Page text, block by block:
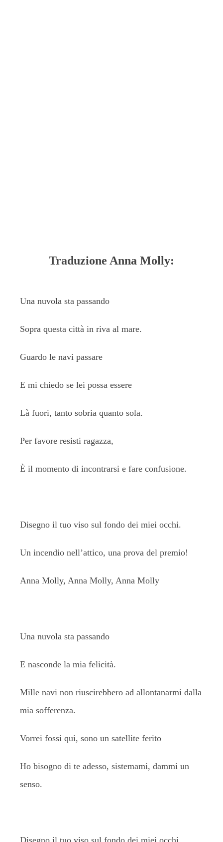
Traduzione Anna Molly:
Una nuvola sta passando
Sopra questa città in riva al mare.
Guardo le navi passare
E mi chiedo se lei possa essere
Là fuori, tanto sobria quanto sola.
Per favore resisti ragazza,
È il momento di incontrarsi e fare confusione.
Disegno il tuo viso sul fondo dei miei occhi.
Un incendio nell’attico, una prova del premio!
Anna Molly, Anna Molly, Anna Molly
Una nuvola sta passando
E nasconde la mia felicità.
Mille navi non riuscirebbero ad allontanarmi dalla
mia sofferenza.
Vorrei fossi qui, sono un satellite ferito
Ho bisogno di te adesso, sistemami, dammi un
senso.
Disegno il tuo viso sul fondo dei miei occhi.